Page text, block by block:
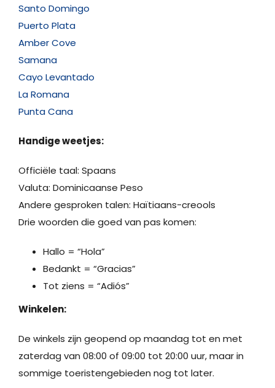
Santo Domingo
Puerto Plata
Amber Cove
Samana
Cayo Levantado
La Romana
Punta Cana
Handige weetjes:
Officiële taal: Spaans
Valuta: Dominicaanse Peso
Andere gesproken talen: Haïtiaans-creools
Drie woorden die goed van pas komen:
Hallo = “Hola”
Bedankt = “Gracias”
Tot ziens = “Adiós”
Winkelen:
De winkels zijn geopend op maandag tot en met
zaterdag van 08:00 of 09:00 tot 20:00 uur, maar in
sommige toeristengebieden nog tot later.